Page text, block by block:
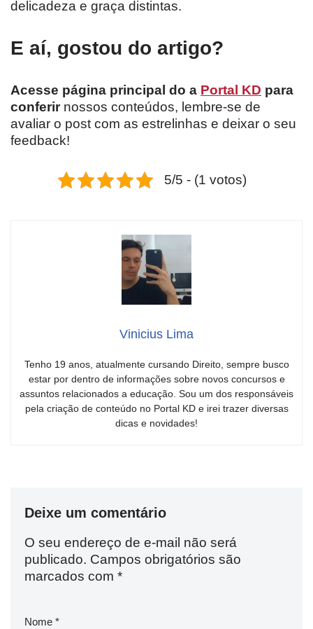
delicadeza e graça distintas.
E aí, gostou do artigo?
Acesse página principal do a Portal KD para
conferirnossos conteúdos, lembre-se de
avaliar o post com as estrelinhas e deixar o seu
feedback!
5/5 - (1 votos)
Vinicius Lima
Tenho 19 anos, atualmente cursando Direito, sempre busco
estar por dentro de informações sobre novos concursos e
assuntos relacionados a educação. Sou um dos responsáveis
pela criação de conteúdo no Portal KD e irei trazer diversas
dicas e novidades!
Deixe um comentário
O seu endereço de e-mail não será
publicado. Campos obrigatórios são
marcados com *
Nome *